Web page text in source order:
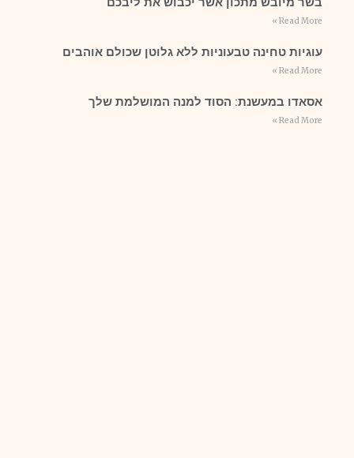
Read More »
עוגיות טחינה טבעוניות ללא גלוטן שכולם אוהבים
Read More »
אסאדו במעשנת: הסוד למנה המושלמת שלך
Read More »